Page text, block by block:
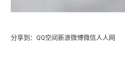
分享到：QQ空间新浪微博微信人人网